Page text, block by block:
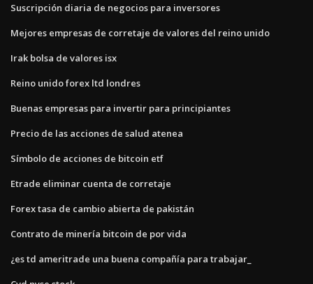
Suscripción diaria de negocios para inversores
Mejores empresas de corretaje de valores del reino unido
Irak bolsa de valores isx
Reino unido forex ltd londres
Buenas empresas para invertir para principiantes
Precio de las acciones de salud atenea
Símbolo de acciones de bitcoin etf
Etrade eliminar cuenta de corretaje
Forex tasa de cambio abierta de pakistán
Contrato de minería bitcoin de por vida
¿es td ameritrade una buena compañía para trabajar_